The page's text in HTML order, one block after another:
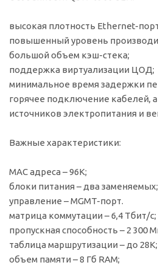
высокая плотность Ethernet-
повышенный уровень
большой объем кэш-стека;
поддержка виртуализации ЦОД;
минимальное время задержки
горячее подключение кабелей,
источников электропитания и
Важные характеристики:
MAC адреса – 96K;
блоки питания – два заменяемых;
управление – MGMT-порт.
матрица коммутации – 6,4 Тбит/с;
пропускная способность – 2 300
таблица маршрутизации – до 28K;
объем памяти – 8 Гб RAM;